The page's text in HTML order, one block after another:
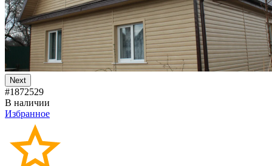
Next
#1872529
В наличии
Избранное